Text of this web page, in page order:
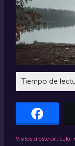
Visitas a este artículo